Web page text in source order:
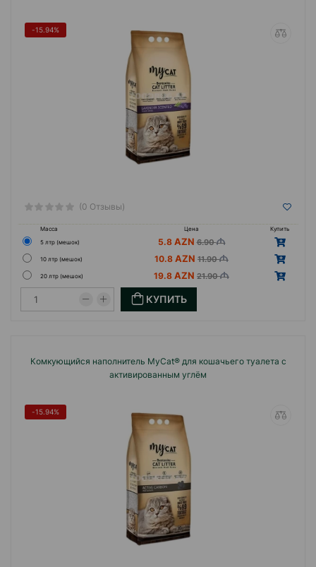
-15.94%
(0 Отзывы)
Масса Цена
Купить
5 лтр (мешок)
5.8 6.90
10 лтр (мешок) 10.8 11.90
20 лтр (мешок) 19.8 21.90
КУПИТЬ
Комкующийся наполнитель MyCat® для кошачьего туалета с
активированным углём
-15.94%